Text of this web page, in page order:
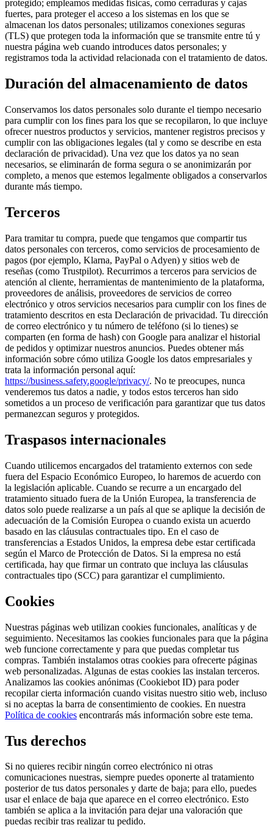
protegido; empleamos medidas físicas, como cerraduras y cajas
fuertes, para proteger el acceso a los sistemas en los que se
almacenan los datos personales; utilizamos conexiones seguras
(TLS) que protegen toda la información que se transmite entre tú y
nuestra página web cuando introduces datos personales; y
registramos toda la actividad relacionada con el tratamiento de datos.
Duración del almacenamiento de datos
Conservamos los datos personales solo durante el tiempo necesario
para cumplir con los fines para los que se recopilaron, lo que incluye
ofrecer nuestros productos y servicios, mantener registros precisos y
cumplir con las obligaciones legales (tal y como se describe en esta
declaración de privacidad). Una vez que los datos ya no sean
necesarios, se eliminarán de forma segura o se anonimizarán por
completo, a menos que estemos legalmente obligados a conservarlos
durante más tiempo.
Terceros
Para tramitar tu compra, puede que tengamos que compartir tus
datos personales con terceros, como servicios de procesamiento de
pagos (por ejemplo, Klarna, PayPal o Adyen) y sitios web de
reseñas (como Trustpilot). Recurrimos a terceros para servicios de
atención al cliente, herramientas de mantenimiento de la plataforma,
proveedores de análisis, proveedores de servicios de correo
electrónico y otros servicios necesarios para cumplir con los fines de
tratamiento descritos en esta Declaración de privacidad. Tu dirección
de correo electrónico y tu número de teléfono (si lo tienes) se
comparten (en forma de hash) con Google para analizar el historial
de pedidos y optimizar nuestros anuncios. Puedes obtener más
información sobre cómo utiliza Google los datos empresariales y
trata la información personal aquí:
https://business.safety.google/privacy/. No te preocupes, nunca
venderemos tus datos a nadie, y todos estos terceros han sido
sometidos a un proceso de verificación para garantizar que tus datos
permanezcan seguros y protegidos.
Traspasos internacionales
Cuando utilicemos encargados del tratamiento externos con sede
fuera del Espacio Económico Europeo, lo haremos de acuerdo con
la legislación aplicable. Cuando se recurre a un encargado del
tratamiento situado fuera de la Unión Europea, la transferencia de
datos solo puede realizarse a un país al que se aplique la decisión de
adecuación de la Comisión Europea o cuando exista un acuerdo
basado en las cláusulas contractuales tipo. En el caso de
transferencias a Estados Unidos, la empresa debe estar certificada
según el Marco de Protección de Datos. Si la empresa no está
certificada, hay que firmar un contrato que incluya las cláusulas
contractuales tipo (SCC) para garantizar el cumplimiento.
Cookies
Nuestras páginas web utilizan cookies funcionales, analíticas y de
seguimiento. Necesitamos las cookies funcionales para que la página
web funcione correctamente y para que puedas completar tus
compras. También instalamos otras cookies para ofrecerte páginas
web personalizadas. Algunas de estas cookies las instalan terceros.
Analizamos las cookies anónimas (Cookiebot ID) para poder
recopilar cierta información cuando visitas nuestro sitio web, incluso
si no aceptas la barra de consentimiento de cookies. En nuestra
Política de cookies encontrarás más información sobre este tema.
Tus derechos
Si no quieres recibir ningún correo electrónico ni otras
comunicaciones nuestras, siempre puedes oponerte al tratamiento
posterior de tus datos personales y darte de baja; para ello, puedes
usar el enlace de baja que aparece en el correo electrónico. Esto
también se aplica a la invitación para dejar una valoración que
puedas recibir tras realizar tu pedido.